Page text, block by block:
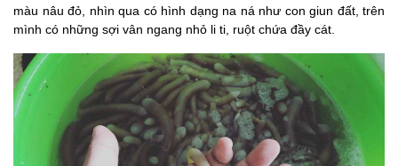
màu nâu đỏ, nhìn qua có hình dạng na ná như con giun đất, trên
mình có những sợi vân ngang nhỏ li ti, ruột chứa đầy cát.